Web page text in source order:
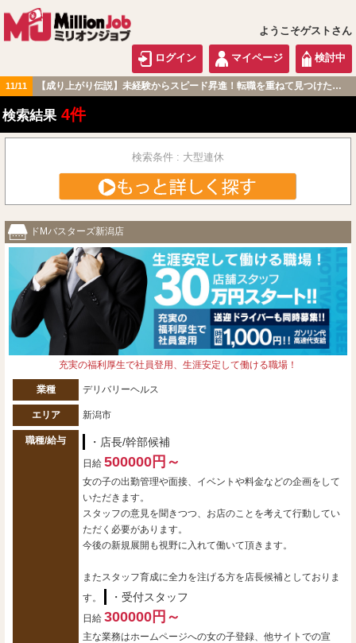
ようこそゲストさん
ログイン マイページ 検討中
11/11 【成り上がり伝説】未経験からスピード昇進！転職を重ねて見つけた『本当に働きやすい職場』とは？
北陸・甲信越版
検索結果 4件
検索条件 : 大型連休
ドМバスターズ新潟店
充実の福利厚生で社員登用、生涯安定して働ける職場！
業種 デリバリーヘルス
エリア 新潟市
職種/給与 ・店長/幹部候補
日給 500000円～
女の子の出勤管理や面接、イベントや料金などの企画をして
いただきます。
スタッフの意見を聞きつつ、お店のことを考えて行動してい
ただく必要があります。
今後の新規展開も視野に入れて働いて頂きます。
またスタッフ育成に全力を注げる方を店長候補としておりま
す。
・受付スタッフ
日給 300000円～
主な業務はホームページへの女の子登録、他サイトでの宣